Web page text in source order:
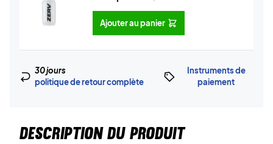
Ajouter au panier
30 jours
politique de retour complète
Instruments de
paiement
DESCRIPTION DU PRODUIT